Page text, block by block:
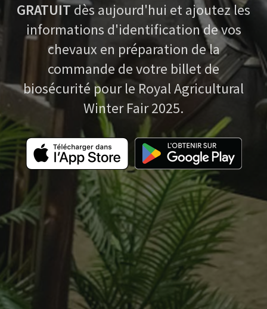
GRATUITdès aujourd'hui et ajoutez les
informations d'identification de vos
chevaux en préparation de la
commande de votre billet de
biosécurité pour le Royal Agricultural
Winter Fair 2025.